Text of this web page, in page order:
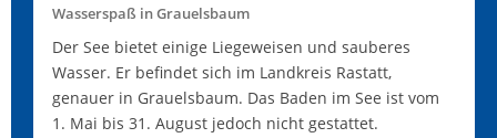
Wasserspaß in Grauelsbaum
Der See bietet einige Liegeweisen und sauberes
Wasser. Er befindet sich im Landkreis Rastatt,
genauer in Grauelsbaum. Das Baden im See ist vom
1. Mai bis 31. August jedoch nicht gestattet.